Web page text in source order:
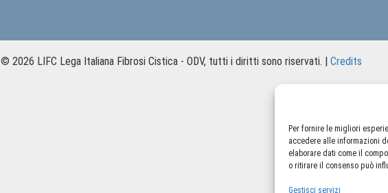
Per fornire le migliori
accedere alle informazioni
elaborare dati come il
o ritirare il consenso può
Gestisci servizi
© 2026 LIFC Lega Italiana Fibrosi Cistica - ODV, tutti i diritti sono riservati. | Credits